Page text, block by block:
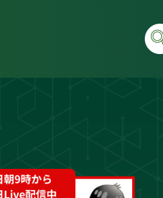
て公開しています。"わからない"を"わ